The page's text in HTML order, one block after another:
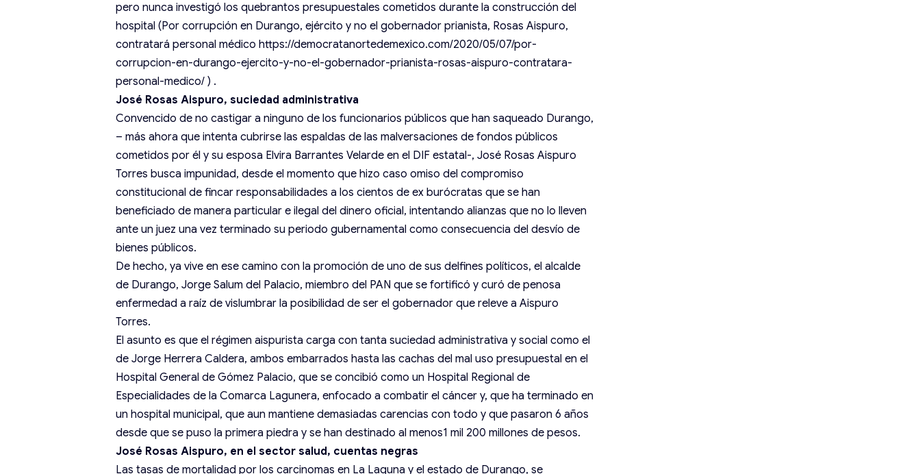
pero nunca investigó los quebrantos presupuestales cometidos durante la construcción del
hospital (Por corrupción en Durango, ejército y no el gobernador prianista, Rosas Aispuro,
contratará personal médicohttps://democratanortedemexico.com/2020/05/07/por-
corrupcion-en-durango-ejercito-y-no-el-gobernador-prianista-rosas-aispuro-contratara-
personal-medico/ ) .
José Rosas Aispuro, suciedad administrativa
Convencido de no castigar a ninguno de los funcionarios públicos que han saqueado Durango,
– más ahora que intenta cubrirse las espaldas de las malversaciones de fondos públicos
cometidos por él y su esposa Elvira Barrantes Velarde en el DIF estatal-, José Rosas Aispuro
Torres busca impunidad, desde el momento que hizo caso omiso del compromiso
constitucional de fincar responsabilidades a los cientos de ex burócratas que se han
beneficiado de manera particular e ilegal del dinero oficial, intentando alianzas que no lo lleven
ante un juez una vez terminado su periodo gubernamental como consecuencia del desvío de
bienes públicos.
De hecho, ya vive en ese camino con la promoción de uno de sus delfines políticos, el alcalde
de Durango, Jorge Salum del Palacio, miembro del PAN que se fortificó y curó de penosa
enfermedad a raíz de vislumbrar la posibilidad de ser el gobernador que releve a Aispuro
Torres.
El asunto es que el régimen aispurista carga con tanta suciedad administrativa y social como el
de Jorge Herrera Caldera, ambos embarrados hasta las cachas del mal uso presupuestal en el
Hospital General de Gómez Palacio, que se concibió como un Hospital Regional de
Especialidades de la Comarca Lagunera, enfocado a combatir el cáncer y, que ha terminado en
un hospital municipal, que aun mantiene demasiadas carencias con todo y que pasaron 6 años
desde que se puso la primera piedra y se han destinado al menos1 mil 200 millones de pesos.
José Rosas Aispuro, en el sector salud, cuentas negras
Las tasas de mortalidad por los carcinomas en La Laguna y el estado de Durango, se